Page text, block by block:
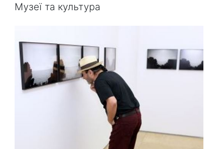
Музеї та культура